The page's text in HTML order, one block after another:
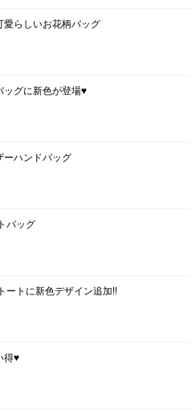
らしいお花柄バッグ
ッグに新色が登場♥
ーハンドバッグ
バッグ
ートに新色デザイン追加!!
得♥